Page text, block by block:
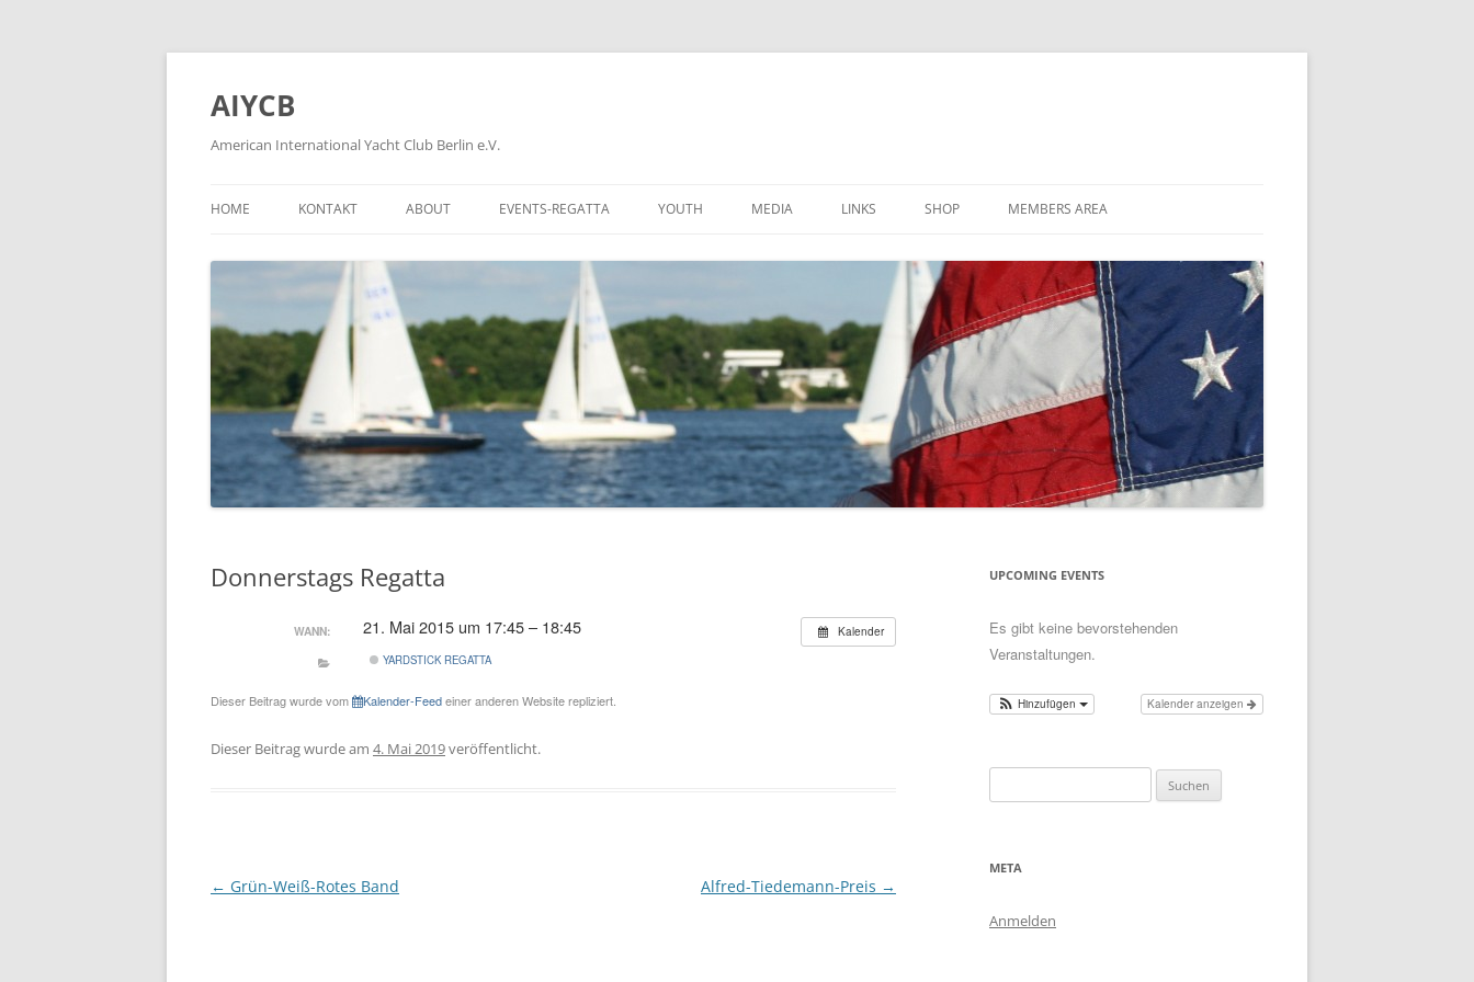
Zum
AIYCB
American International Yacht Club Berlin e.V.
HOME KONTAKT ABOUT
WIE WIRD MAN CLUBMITGLIED
HISTORY OF GROUNDS
FORMER MEMBERS OF AYCB
PLEASE KLICK HERE
EVENTS-REGATTA
DONNERSTAGSREGATTA
FERIENREGATTA
BERLINER REGATTAKALENDER
YARDSTICKLISTE W/UH
YARDSTICKZAHLEN DSV
YOUTH MEDIA LINKS SHOP MEMBERS AREA
Donnerstags Regatta
Kalender
WANN: 21. Mai 2015 um 17:45 – 18:45
YARDSTICK REGATTA
Dieser Beitrag wurde vom Kalender-Feedeiner anderen Website repliziert.
Dieser Beitrag wurde am 4. Mai 2019veröffentlicht.
Beitragsnavigation
← Grün-Weiß-Rotes Band Alfred-Tiedemann-Preis →
UPCOMING EVENTS
Es gibt keine bevorstehenden
Veranstaltungen.
Kalender anzeigen
Hinzufügen
nach:
META
Anmelden